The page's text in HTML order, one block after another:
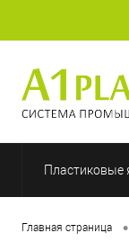
Пластиковые
Главная страница •